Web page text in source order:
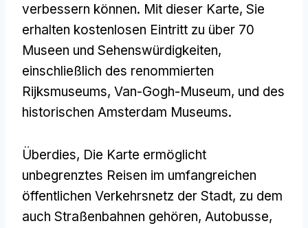
verbessern können. Mit dieser Karte, Sie
erhalten kostenlosen Eintritt zu über 70
Museen und Sehenswürdigkeiten,
einschließlich des renommierten
Rijksmuseums, Van-Gogh-Museum, und des
historischen Amsterdam Museums.
Überdies, Die Karte ermöglicht
unbegrenztes Reisen im umfangreichen
öffentlichen Verkehrsnetz der Stadt, zu dem
auch Straßenbahnen gehören, Autobusse,